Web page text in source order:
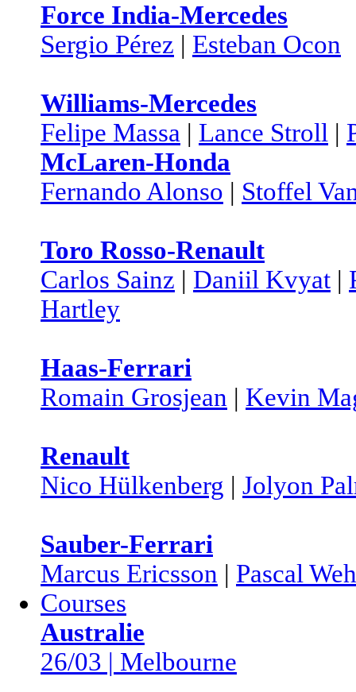
Force India-Mercedes
Sergio Pérez | Esteban Ocon
Williams-Mercedes
Felipe Massa | Lance Stroll |
McLaren-Honda
Fernando Alonso | Stoffel
Toro Rosso-Renault
Carlos Sainz | Daniil Kvyat |
Hartley
Haas-Ferrari
Romain Grosjean | Kevin
Renault
Nico Hülkenberg | Jolyon
Sauber-Ferrari
Marcus Ericsson | Pascal
Courses
Australie
26/03 | Melbourne